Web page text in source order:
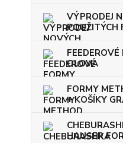
VÝPRODEJ
POUŽITÝCH
OLOVA
FORMY
+ KOŠÍKY
HAUSER